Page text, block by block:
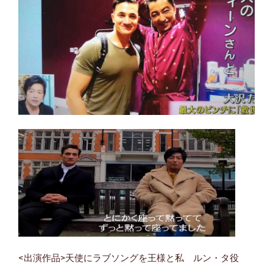
<出演作品>天使にラブソングを王様と私 ルン・タ役